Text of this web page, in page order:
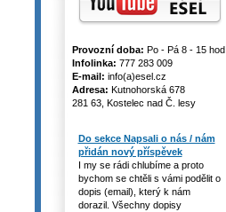
Provozní doba: Po - Pá 8 - 15 hod
Infolinka: 777 283 009
E-mail: info(a)esel.cz
Adresa: Kutnohorská 678
281 63, Kostelec nad Č. lesy
Do sekce Napsali o nás / nám
přidán nový příspěvek
I my se rádi chlubíme a proto
bychom se chtěli s vámi podělit o
dopis (email), který k nám
dorazil. Všechny dopisy